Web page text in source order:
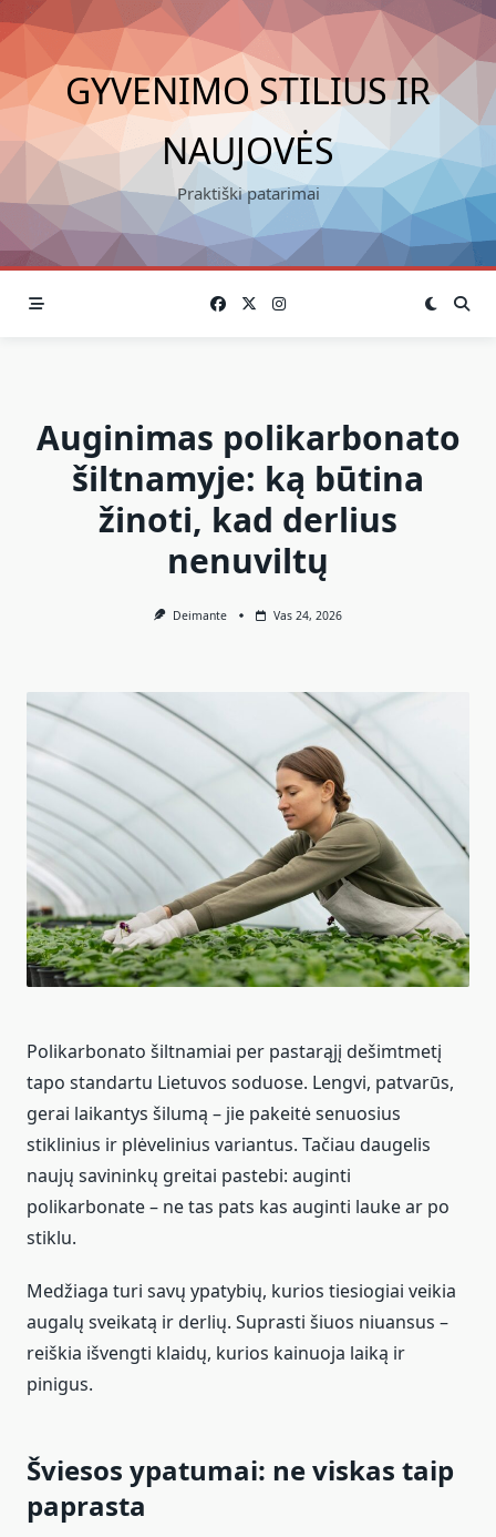
Skip
to
content
GYVENIMO STILIUS IR
NAUJOVĖS
Praktiški patarimai
Auginimas polikarbonato
šiltnamyje: ką būtina
žinoti, kad derlius
nenuviltų
Deimante Vas 24, 2026
Polikarbonato šiltnamiai per pastarąjį dešimtmetį
tapo standartu Lietuvos soduose. Lengvi, patvarūs,
gerai laikantys šilumą – jie pakeitė senuosius
stiklinius ir plėvelinius variantus. Tačiau daugelis
naujų savininkų greitai pastebi: auginti
polikarbonate – ne tas pats kas auginti lauke ar po
stiklu.
Medžiaga turi savų ypatybių, kurios tiesiogiai veikia
augalų sveikatą ir derlių. Suprasti šiuos niuansus –
reiškia išvengti klaidų, kurios kainuoja laiką ir
pinigus.
Šviesos ypatumai: ne viskas taip
paprasta